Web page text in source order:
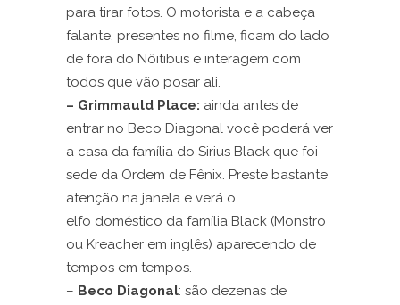
para tirar fotos. O motorista e a cabeça
falante, presentes no filme, ficam do lado
de fora do Nôitibus e interagem com
todos que vão posar ali.
– Grimmauld Place: ainda antes de
entrar no Beco Diagonal você poderá ver
a casa da família do Sirius Black que foi
sede da Ordem de Fênix. Preste bastante
atenção na janela e verá o
elfo doméstico da família Black (Monstro
ou Kreacher em inglês) aparecendo de
tempos em tempos.
– Beco Diagonal: são dezenas de